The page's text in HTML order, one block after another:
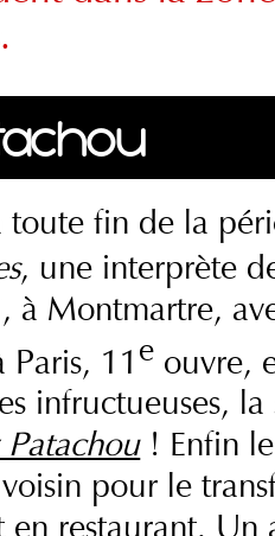
toute fin de la
, une interprète
à Montmartre,
Paris, 11 e ouvre,
infructueuses,
Patachou! Enfin
pour le
en restaurant. Un